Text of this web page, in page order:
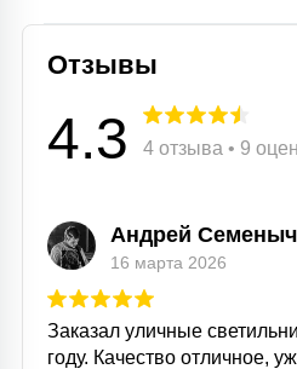
Отзывы
4.3 4 отзыва • 9
Андрей
16 марта 2026
Заказал уличные
году. Качество отличное,